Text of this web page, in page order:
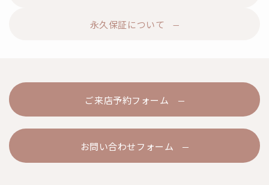
永久保証について
ご来店予約フォーム
お問い合わせフォーム